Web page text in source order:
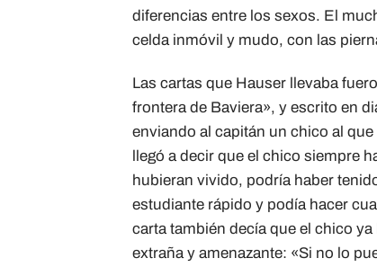
diferencias entre los sexos. El
celda inmóvil y mudo, con las
Las cartas que Hauser llevaba
frontera de Baviera», y escrito en
enviando al capitán un chico al
llegó a decir que el chico siempre
hubieran vivido, podría haber
estudiante rápido y podía hacer
carta también decía que el chico
extraña y amenazante: «Si no lo